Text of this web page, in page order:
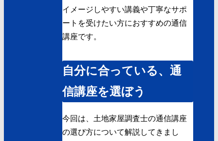
イメージしやすい講義や丁寧なサポ
ートを受けたい方におすすめの通信
講座です。
自分に合っている、通
信講座を選ぼう
今回は、土地家屋調査士の通信講座
の選び方について解説してきまし